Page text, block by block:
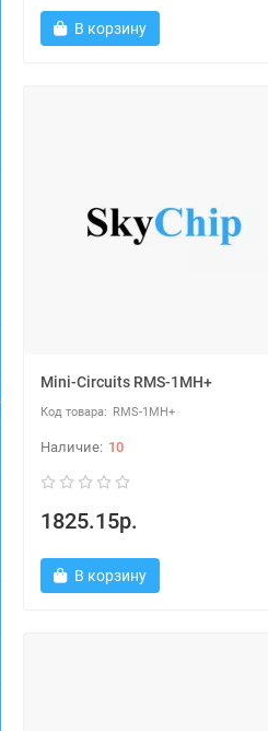
В корзину
Mini-Circuits RMS-1MH+
RMS-1MH+
10
1825.15р.
В корзину